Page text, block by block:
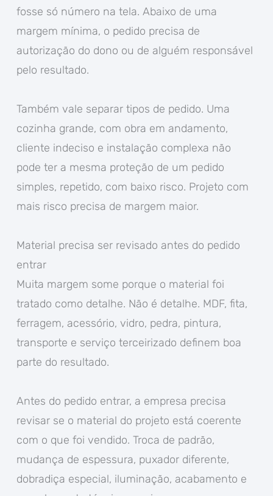
fosse só número na tela. Abaixo de uma
margem mínima, o pedido precisa de
autorização do dono ou de alguém responsável
pelo resultado.
Também vale separar tipos de pedido. Uma
cozinha grande, com obra em andamento,
cliente indeciso e instalação complexa não
pode ter a mesma proteção de um pedido
simples, repetido, com baixo risco. Projeto com
mais risco precisa de margem maior.
Material precisa ser revisado antes do pedido
entrar
Muita margem some porque o material foi
tratado como detalhe. Não é detalhe. MDF, fita,
ferragem, acessório, vidro, pedra, pintura,
transporte e serviço terceirizado definem boa
parte do resultado.
Antes do pedido entrar, a empresa precisa
revisar se o material do projeto está coerente
com o que foi vendido. Troca de padrão,
mudança de espessura, puxador diferente,
dobradiça especial, iluminação, acabamento e